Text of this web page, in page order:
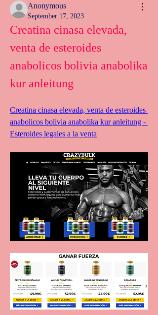
Anonymous
September 17, 2023
Creatina cinasa elevada,
venta de esteroides
anabolicos bolivia anabolika
kur anleitung
Creatina cinasa elevada, venta de esteroides
anabolicos bolivia anabolika kur anleitung -
Esteroides legales a la venta